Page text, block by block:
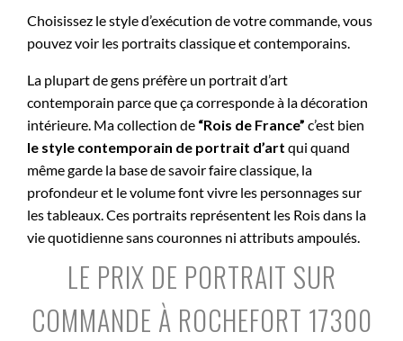
Choisissez le style d’exécution de votre commande, vous
pouvez voir les portraits classique et contemporains.
La plupart de gens préfère un portrait d’art
contemporain parce que ça corresponde à la décoration
intérieure. Ma collection de “Rois de France” c’est bien
le style contemporain de portrait d’art qui quand
même garde la base de savoir faire classique, la
profondeur et le volume font vivre les personnages sur
les tableaux. Ces portraits représentent les Rois dans la
vie quotidienne sans couronnes ni attributs ampoulés.
LE PRIX DE PORTRAIT SUR
COMMANDE À ROCHEFORT 17300